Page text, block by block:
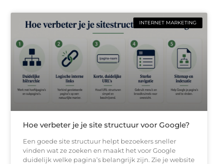
INTERNET MARKETING
Hoe verbeter je je site structuur voor Google?
Een goede site structuur helpt bezoekers sneller
vinden wat ze zoeken en maakt het voor Google
duidelijk welke pagina’s belangrijk zijn. Zie je website